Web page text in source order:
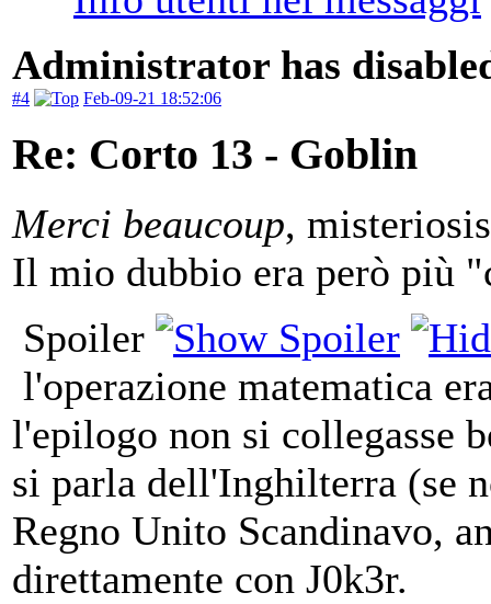
Administrator has
#4 Feb-09-21 18:52:06
Re: Corto 13 - Goblin
Merci beaucoup,
Il mio dubbio era però più
Spoiler
l'operazione matematica
l'epilogo non si collegasse
si parla dell'Inghilterra (se
Regno Unito Scandinavo,
direttamente con J0k3r.